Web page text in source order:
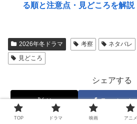
る順と注意点・見どころを解説
2026年冬ドラマ 考察 ネタバレ
見どころ
シェアする
X Facebook
TOP ドラマ 映画 アニメ